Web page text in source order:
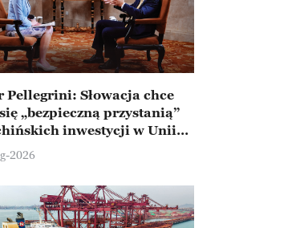
Pellegrini: Słowacja chce
„bezpieczną przystanią”
inwestycji w Unii
2026